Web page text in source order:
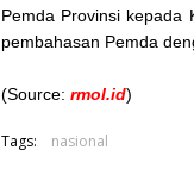
Pemda Provinsi kepada
pembahasan Pemda
(Source: rmol.id)
Tags: nasional